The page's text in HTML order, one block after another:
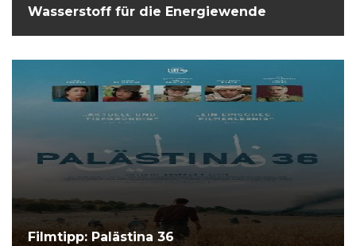
Wasserstoff für die Energiewende
Filmtipp: Palästina 36